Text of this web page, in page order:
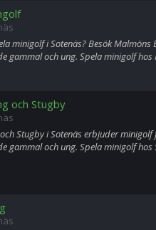
minigolf i Sotenäs? Besök
gammal och ung. Spela minigolf hos
och Stugby
Stugby i Sotenäs erbjuder
gammal och ung. Spela minigolf hos